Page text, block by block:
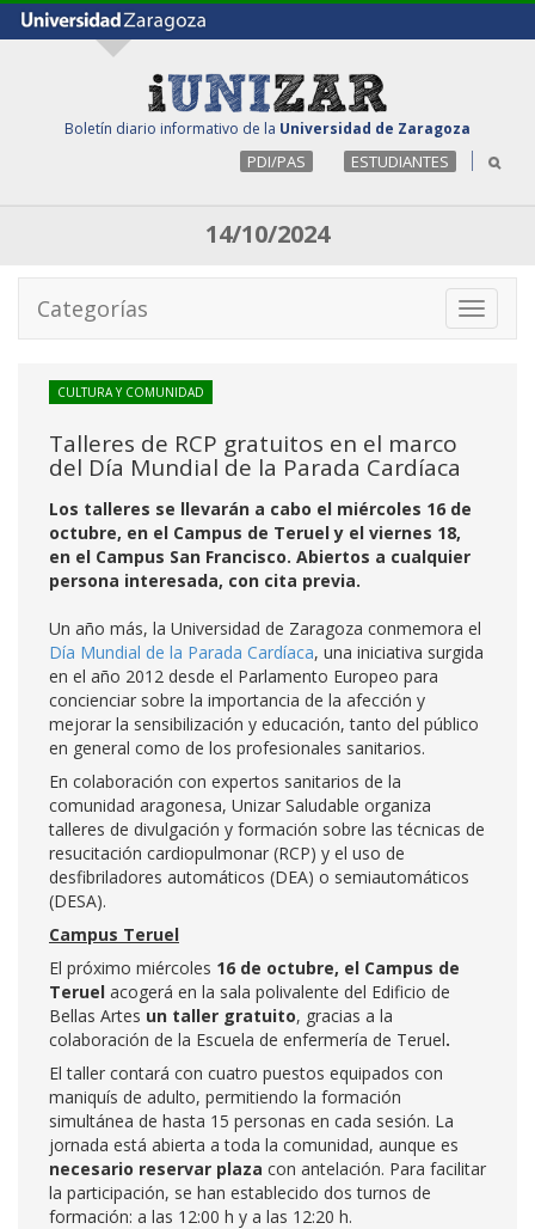
Boletín diario informativo de la Universidad de Zaragoza
PDI/PAS ESTUDIANTES
14/10/2024
Toggle
Categorías
CULTURA Y COMUNIDAD
Talleres de RCP gratuitos en el marco
del Día Mundial de la Parada Cardíaca
Los talleres se llevarán a cabo el miércoles 16 de
octubre, en el Campus de Teruel y el viernes 18,
en el Campus San Francisco. Abiertos a cualquier
persona interesada, con cita previa.
Un año más, la Universidad de Zaragoza conmemora el
Día Mundial de la Parada Cardíaca, una iniciativa surgida
en el año 2012 desde el Parlamento Europeo para
concienciar sobre la importancia de la afección y
mejorar la sensibilización y educación, tanto del público
en general como de los profesionales sanitarios.
En colaboración con expertos sanitarios de la
comunidad aragonesa, Unizar Saludable organiza
talleres de divulgación y formación sobre las técnicas de
resucitación cardiopulmonar (RCP) y el uso de
desfibriladores automáticos (DEA) o semiautomáticos
(DESA).
Campus Teruel
El próximo miércoles 16 de octubre, el Campus de
Teruel acogerá en la sala polivalente del Edificio de
Bellas Artes un taller gratuito, gracias a la
colaboración de la Escuela de enfermería de Teruel.
El taller contará con cuatro puestos equipados con
maniquís de adulto, permitiendo la formación
simultánea de hasta 15 personas en cada sesión. La
jornada está abierta a toda la comunidad, aunque es
necesario reservar plaza con antelación. Para facilitar
la participación, se han establecido dos turnos de
formación: a las 12:00 h y a las 12:20 h.